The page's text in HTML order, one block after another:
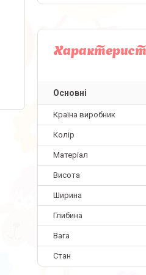
Основні
Країна виробник
Колір
Матеріал
Висота
Ширина
Глибина
Вага
Стан